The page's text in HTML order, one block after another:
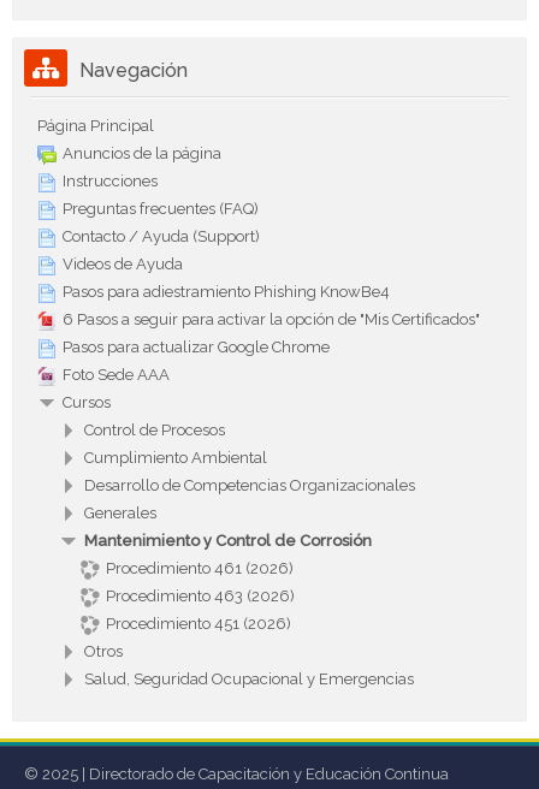
Salta Navegación
Navegación
Página Principal
Anuncios de la página
Instrucciones
Preguntas frecuentes (FAQ)
Contacto / Ayuda (Support)
Videos de Ayuda
Pasos para adiestramiento Phishing KnowBe4
6 Pasos a seguir para activar la opción de "Mis Certificados"
Pasos para actualizar Google Chrome
Foto Sede AAA
Cursos
Control de Procesos
Cumplimiento Ambiental
Desarrollo de Competencias Organizacionales
Generales
Mantenimiento y Control de Corrosión
Procedimiento 461 (2026)
Procedimiento 463 (2026)
Procedimiento 451 (2026)
Otros
Salud, Seguridad Ocupacional y Emergencias
© 2025 | Directorado de Capacitación y Educación Continua